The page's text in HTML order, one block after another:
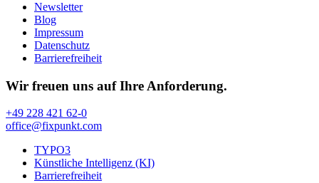
Newsletter
Blog
Impressum
Datenschutz
Barrierefreiheit
Wir freuen uns auf Ihre Anforderung.
+49 228 421 62-0
office@fixpunkt.com
TYPO3
Künstliche Intelligenz (KI)
Barrierefreiheit